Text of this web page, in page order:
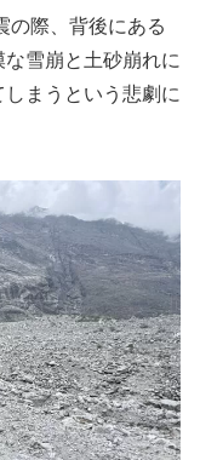
の際、背後にある
雪崩と土砂崩れに
まうという悲劇に